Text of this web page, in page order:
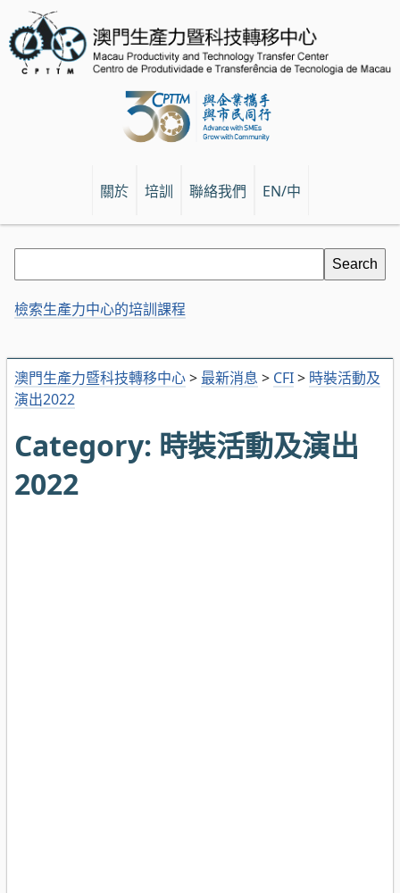
關於 培訓 聯絡我們 EN/中
澳門生產力暨科技轉移中心> 最新消息 > CFI> 時裝活動及
演出2022
Category: 時裝活動及演出
2022
檢索生產力中心的培訓課程